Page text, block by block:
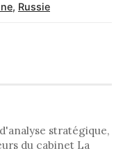
, Russie
stratégique,
du cabinet La